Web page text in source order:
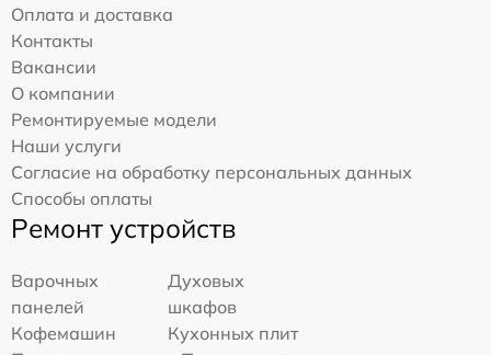
Оплата и доставка
Контакты
Вакансии
О компании
Ремонтируемые модели
Наши услуги
Согласие на обработку персональных данных
Способы оплаты
Ремонт устройств
Варочных
панелей
Духовых
шкафов
Кофемашин
Кухонных плит